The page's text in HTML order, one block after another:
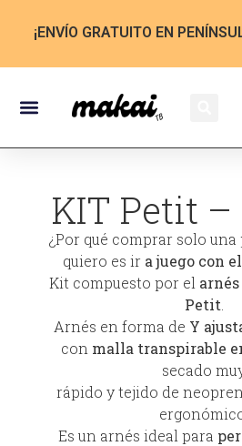
¡ENVÍO GRATUITO EN
KIT Petit –
¿Por qué comprar solo
quiero es ir a juego con
Kit compuesto por el
Petit
Arnés en forma de Y
con malla transpirable
secado
rápido y tejido de
Es un arnés ideal para